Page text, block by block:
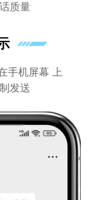
质量
手机屏幕 上
发送